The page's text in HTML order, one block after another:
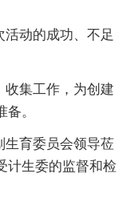
动的成功、不足
集工作，为创建
。
育委员会领导莅
计生委的监督和检